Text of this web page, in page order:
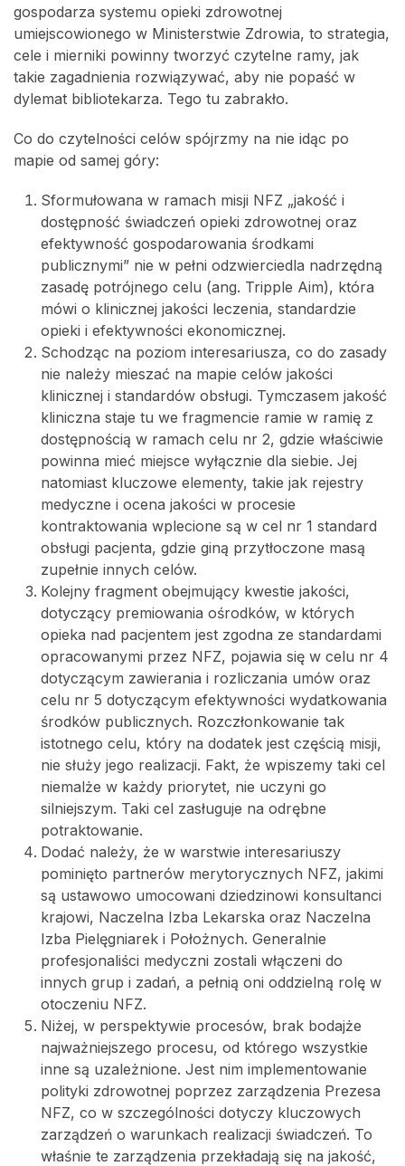
gospodarza systemu opieki zdrowotnej
umiejscowionego w Ministerstwie Zdrowia, to strategia,
cele i mierniki powinny tworzyć czytelne ramy, jak
takie zagadnienia rozwiązywać, aby nie popaść w
dylemat bibliotekarza. Tego tu zabrakło.
Co do czytelności celów spójrzmy na nie idąc po
mapie od samej góry:
Sformułowana w ramach misji NFZ „jakość i
dostępność świadczeń opieki zdrowotnej oraz
efektywność gospodarowania środkami
publicznymi” nie w pełni odzwierciedla nadrzędną
zasadę potrójnego celu (ang. Tripple Aim), która
mówi o klinicznej jakości leczenia, standardzie
opieki i efektywności ekonomicznej.
Schodząc na poziom interesariusza, co do zasady
nie należy mieszać na mapie celów jakości
klinicznej i standardów obsługi. Tymczasem jakość
kliniczna staje tu we fragmencie ramie w ramię z
dostępnością w ramach celu nr 2, gdzie właściwie
powinna mieć miejsce wyłącznie dla siebie. Jej
natomiast kluczowe elementy, takie jak rejestry
medyczne i ocena jakości w procesie
kontraktowania wplecione są w cel nr 1 standard
obsługi pacjenta, gdzie giną przytłoczone masą
zupełnie innych celów.
Kolejny fragment obejmujący kwestie jakości,
dotyczący premiowania ośrodków, w których
opieka nad pacjentem jest zgodna ze standardami
opracowanymi przez NFZ, pojawia się w celu nr 4
dotyczącym zawierania i rozliczania umów oraz
celu nr 5 dotyczącym efektywności wydatkowania
środków publicznych. Rozczłonkowanie tak
istotnego celu, który na dodatek jest częścią misji,
nie służy jego realizacji. Fakt, że wpiszemy taki cel
niemalże w każdy priorytet, nie uczyni go
silniejszym. Taki cel zasługuje na odrębne
potraktowanie.
Dodać należy, że w warstwie interesariuszy
pominięto partnerów merytorycznych NFZ, jakimi
są ustawowo umocowani dziedzinowi konsultanci
krajowi, Naczelna Izba Lekarska oraz Naczelna
Izba Pielęgniarek i Położnych. Generalnie
profesjonaliści medyczni zostali włączeni do
innych grup i zadań, a pełnią oni oddzielną rolę w
otoczeniu NFZ.
Niżej, w perspektywie procesów, brak bodajże
najważniejszego procesu, od którego wszystkie
inne są uzależnione. Jest nim implementowanie
polityki zdrowotnej poprzez zarządzenia Prezesa
NFZ, co w szczególności dotyczy kluczowych
zarządzeń o warunkach realizacji świadczeń. To
właśnie te zarządzenia przekładają się na jakość,